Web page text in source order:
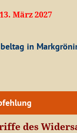
März 2027
in
des